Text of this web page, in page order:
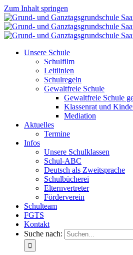
Zum Inhalt springen
Unsere Schule
Schulfilm
Leitlinien
Schulregeln
Gewaltfreie Schule
Gewaltfreie Schule
Klassenrat und
Mediation
Aktuelles
Termine
Infos
Unsere Schulklassen
Schul-ABC
Deutsch als Zweitsprache
Schulbücherei
Elternvertreter
Förderverein
Schulteam
FGTS
Kontakt
Suche nach: